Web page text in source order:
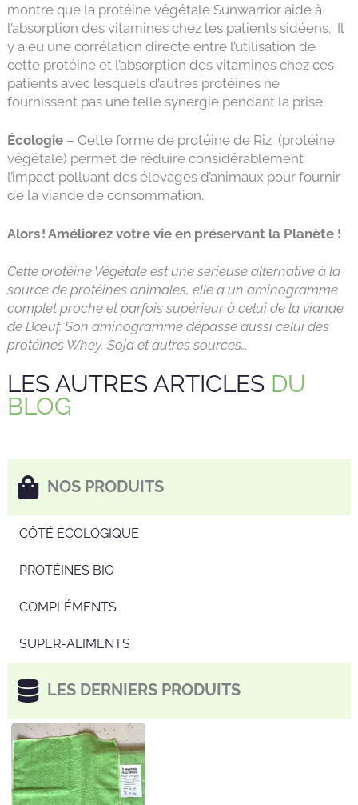
montre que la protéine végétale Sunwarrior aide à
l’absorption des vitamines chez les patients sidéens. Il
y a eu une corrélation directe entre l’utilisation de
cette protéine et l’absorption des vitamines chez ces
patients avec lesquels d’autres protéines ne
fournissent pas une telle synergie pendant la prise.
Écologie – Cette forme de protéine de Riz (protéine
végétale) permet de réduire considérablement
l’impact polluant des élevages d’animaux pour fournir
de la viande de consommation.
Alors ! Améliorez votre vie en préservant la Planète !
Cette protéine Végétale est une sérieuse alternative à la
source de protéines animales, elle a un aminogramme
complet proche et parfois supérieur à celui de la viande
de Bœuf. Son aminogramme dépasse aussi celui des
protéines Whey, Soja et autres sources…
LES AUTRES ARTICLES DU
BLOG
NOS PRODUITS
CÔTÉ ÉCOLOGIQUE
PROTÉINES BIO
COMPLÉMENTS
SUPER-ALIMENTS
LES DERNIERS PRODUITS